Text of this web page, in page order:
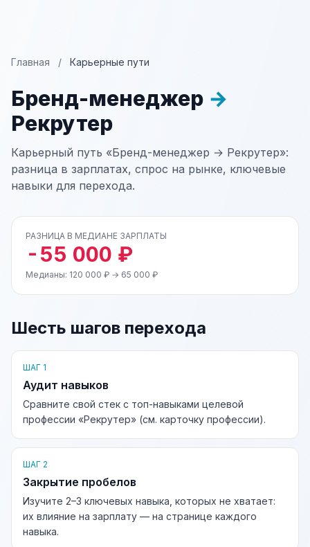
Главная / Карьерные пути
Бренд-менеджер →
Рекрутер
Карьерный путь «Бренд-менеджер → Рекрутер»:
разница в зарплатах, спрос на рынке, ключевые
навыки для перехода.
РАЗНИЦА В МЕДИАНЕ ЗАРПЛАТЫ
-55 000 ₽
Медианы: 120 000 ₽ → 65 000 ₽
Шесть шагов перехода
ШАГ 1
Аудит навыков
Сравните свой стек с топ-навыками целевой
профессии «Рекрутер» (см. карточку профессии).
ШАГ 2
Закрытие пробелов
Изучите 2–3 ключевых навыка, которых не хватает:
их влияние на зарплату — на странице каждого
навыка.